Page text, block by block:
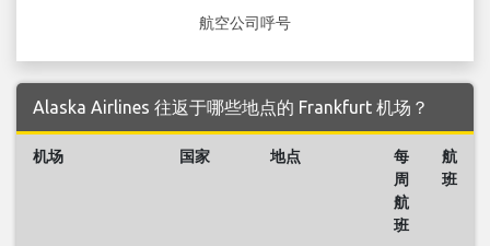
航空公司呼号
Alaska Airlines 往返于哪些地点的 Frankfurt 机场？
机场 国家 地点
每
周
航
班
航
班